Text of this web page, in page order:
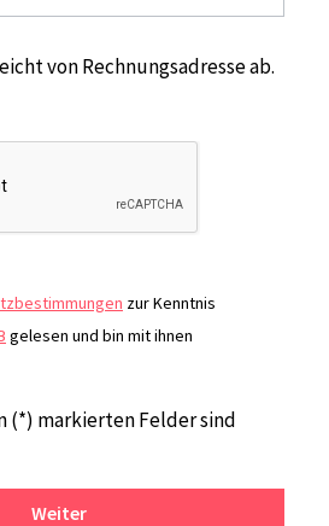
von Rechnungsadresse ab.
zur Kenntnis
gelesen und bin mit ihnen
(*) markierten Felder sind
Weiter